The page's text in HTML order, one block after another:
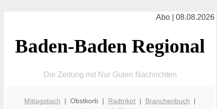
Abo | 08.08.2026
Baden-Baden Regional
Die Zeitung mit Nur Guten Nachrichten
Mittagstisch | Obstkorb | Radtrikot | Branchenbuch |